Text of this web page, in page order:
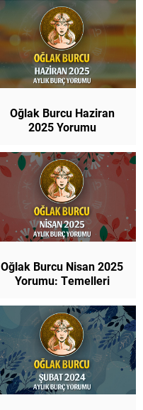
Oğlak Burcu Haziran
2025 Yorumu
Oğlak Burcu Nisan 2025
Yorumu: Temelleri
Hedeflerini Yeniden
Belirle!